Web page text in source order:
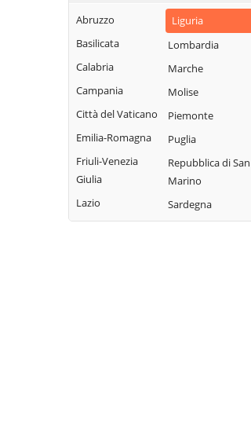
Cogorno
Coreglia Ligure
Crocefieschi
Davagna
Fascia
Favale di Malvaro
Neirone
Orero
Abruzzo
Basilicata
Calabria
Campania
Città del Vaticano
Emilia-Romagna
Friuli-Venezia
Giulia
Lazio
Liguria
Lombardia
Marche
Molise
Piemonte
Puglia
Repubblica di San
Marino
Sardegna